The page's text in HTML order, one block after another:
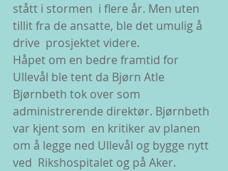
stått i stormen  i flere år. Men uten
tillit fra de ansatte, ble det umulig å
drive  prosjektet videre.
Håpet om en bedre framtid for
Ullevål ble tent da Bjørn Atle
Bjørnbeth tok over som
administrerende direktør. Bjørnbeth
var kjent som  en kritiker av planen
om å legge ned Ullevål og bygge nytt
ved  Rikshospitalet og på Aker.